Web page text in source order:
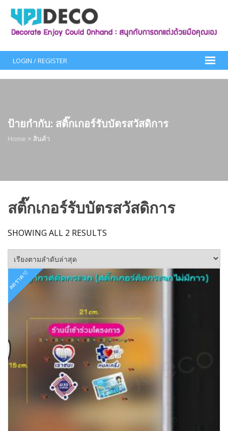
content
LOGIN / REGISTER
ป้ายกำกับ: สติ๊กเกอร์รับบัตรสวัสดิการ
Home > สินค้า
สติ๊กเกอร์รับบัตรสวัสดิการ
SHOWING ALL 2 RESULTS
ลดราคา!